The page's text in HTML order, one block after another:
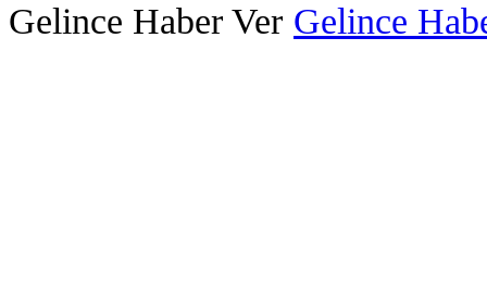
Gelince Haber Ver Gelince